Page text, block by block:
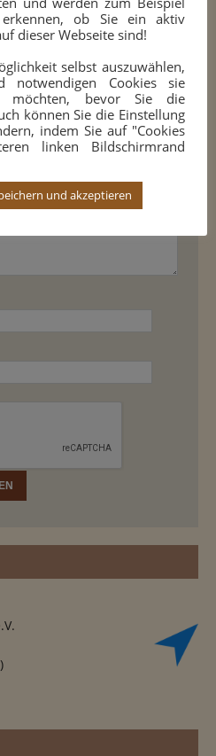
KOMMENTAR
veröffentlicht.
ob Sie ein aktiv
dieser Webseite sind!
selbst auszuwählen,
notwendigen Cookies sie
möchten, bevor Sie die
können Sie die Einstellung
indem Sie auf "Cookies
linken Bildschirmrand
und akzeptieren